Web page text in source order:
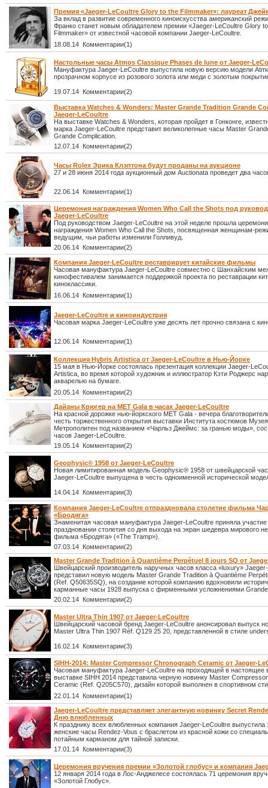
Премия «Jaeger-LeCoultre Glory to the Filmmaker»: лауреат
За вклад в развитие современного киноискусства американский
Франко станет новым обладателем премии «Jaeger-LeCoultre Glory
Filmmaker» от известной часовой компании Jaeger-LeCoultre.
18.08.14 Комментарии(1)
Настольные часы Atmos Classique Phases de lune от Jaeger-
Мануфактура Jaeger-LeCoultre выпустила новую версию модели
прозрачном корпусе из розового золота или меди с золотым
19.07.14 Комментарии(2)
Выставка Watches & Wonders: Master Grande Tradition Grande
Jaeger-LeCoultre
На выставке Watches & Wonders, которая пройдет в Гонконге,
марка Jaeger-LeCoultre представит великолепные часы Master
Grande Complication.
12.07.14 Комментарии(2)
Часы Rolex Эрика Клэптона будут проданы на аукционе
27 и 28 июня 2014 года аукционный дом Auctionata проведет два
22.06.14 Комментарии(1)
Церемония награждения Women Who Call the Shots под
Jaeger-LeCoultre
Под руководством Jaeger-LeCoultre на этой неделе прошла
награждения Women Who Call the Shots, посвященная женщинам-
ведущим, чьи работы изменили Голливуд.
20.06.14 Комментарии(2)
Компания Jaeger-LeCoultre реставрирует китайские фильмы
Часовая мануфактура Jaeger-LeCoultre совместно с Шанхайским
кинофестивалем занимается поддержкой проекта по реставрации
киноклассики.
16.06.14 Комментарии(1)
Jaeger-LeCoultre и киноиндустрия
Часовая марка Jaeger-LeCoultre уже десять лет прочно связана с
12.06.14 Комментарии(1)
Коллекция Hybris Artistica от Jaeger-LeCoultre в Нью-Йорке
15 мая в Нью-Йорке состоялась презентация коллекции Jaeger-
Artistica, во время которой художник и иллюстратор Кэти Роджерс
акварелью на бумаге.
20.05.14 Комментарии(2)
Дайаны Крюгер на MET Gala в часах Jaeger-LeCoultre
На красной дорожке нью-йоркского MET Gala - вечера
честь торжественного открытия выставки Института костюмов Музея
Метрополитен под названием «Чарльз Джеймс: за гранью моды»,
часов Jaeger-LeCoultre.
19.05.14 Комментарии(2)
Geophysic® 1958 от Jaeger-LeCoultre
Новая лимитированная модель Geophysic® 1958 от швейцарской
Jaeger-LeCoultre выпущена в честь одноименной исторической
14.04.14 Комментарии(3)
Компания Jaeger-LeCoultre отпраздновала столетие фильма
«Бродяга»
Знаменитая часовая мануфактура Jaeger-LeCoultre приняла участие
праздновании столетия со дня выхода на экран шедевра мирового
фильма «Бродяга» («The Tramp»).
07.03.14 Комментарии(2)
Master Grande Tradition à Quantième Perpétuel 8 jours SQ от
Швейцарский производитель наручных часов класса «luxury»
представил новую модель Master Grande Tradition à Quantième
(Ref. Q50635SQ), на создание которой компанию вдохновили
карманные часы 1928 выпуска с фирменными усложнениями Grande
20.02.14 Комментарии(2)
Master Ultra Thin 1907 от Jaeger-LeCoultre
Швейцарский часовой бренд Jaeger-LeCoultre анонсировал выпуск
Master Ultra Thin 1907 Réf. Q129 25 20, представленной в стиле
16.02.14 Комментарии(3)
SIHH-2014: Master Compressor Chronograph Ceramic от Jaeger-
Часовая мануфактура Jaeger-LeCoultre на проходящей в настоящее
выставке SIHH 2014 представила черную новинку Master
Ceramic (Ref. Q205C570), дизайн которой выполнен в спортивном
22.01.14 Комментарии(1)
Jaeger-LeCoultre представляет элегантную новинку Secret
Дню влюбленных
К празднику всех влюбленных компания Jaeger-LeCoultre выпустила
женские часы Rendez-Vous с браслетом из красной кожи со
потайным карманом для тайной записки.
17.01.14 Комментарии(3)
Церемония вручения премии «Золотой глобус» и компания
12 января 2014 года в Лос-Анджелесе состоялась 71 церемония
«Золотой Глобус».